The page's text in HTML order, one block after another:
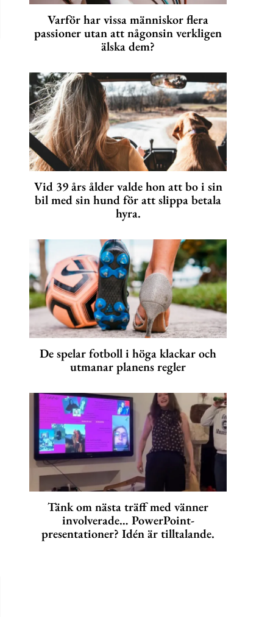
Varför har vissa människor flera
passioner utan att någonsin verkligen
älska dem?
Vid 39 års ålder valde hon att bo i sin
bil med sin hund för att slippa betala
hyra.
De spelar fotboll i höga klackar och
utmanar planens regler
Tänk om nästa träff med vänner
involverade… PowerPoint-
presentationer? Idén är tilltalande.